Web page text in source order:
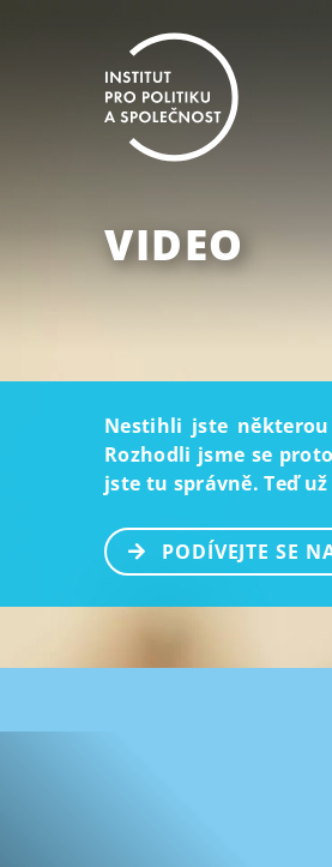
VIDEO
Nestihli jste
Rozhodli jsme se
jste tu správně. Teď
PODÍVEJTE SE